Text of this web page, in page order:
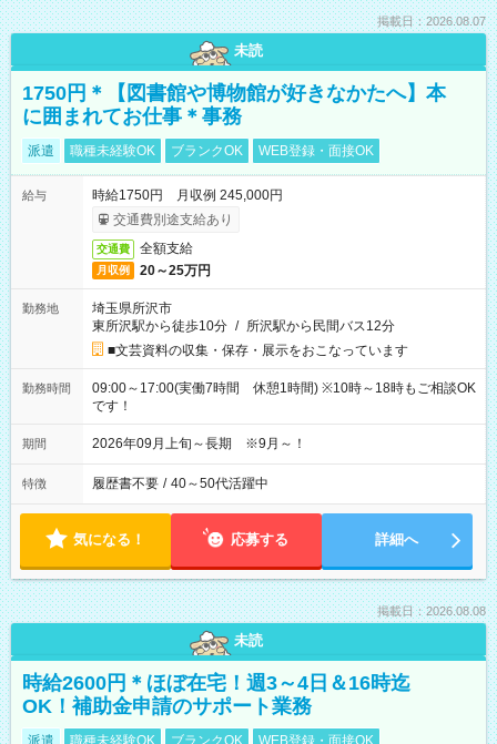
掲載日：2026.08.07
未読
1750円＊【図書館や博物館が好きなかたへ】本
に囲まれてお仕事＊事務
派遣 職種未経験OK ブランクOK WEB登録・面接OK
給与
時給1750円 月収例 245,000円
交通費別途支給あり
交通費 全額支給
月収例 20～25万円
勤務地
埼玉県所沢市
東所沢駅から徒歩10分 / 所沢駅から民間バス12分
■文芸資料の収集・保存・展示をおこなっています
勤務時間
09:00～17:00(実働7時間 休憩1時間) ※10時～18時もご相談OK
です！
期間 2026年09月上旬～長期 ※9月～！
特徴 履歴書不要 / 40～50代活躍中
気になる！ 応募する 詳細へ
掲載日：2026.08.08
未読
時給2600円＊ほぼ在宅！週3～4日＆16時迄
OK！補助金申請のサポート業務
派遣 職種未経験OK ブランクOK WEB登録・面接OK